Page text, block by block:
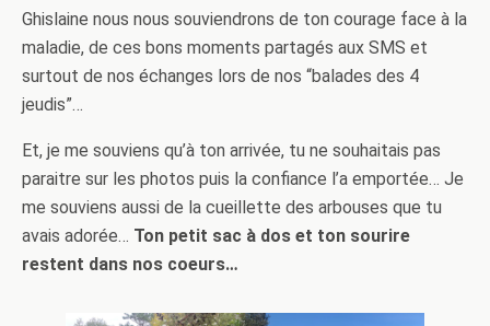
Ghislaine nous nous souviendrons de ton courage face à la
maladie, de ces bons moments partagés aux SMS et
surtout de nos échanges lors de nos “balades des 4
jeudis”…
Et, je me souviens qu’à ton arrivée, tu ne souhaitais pas
paraitre sur les photos puis la confiance l’a emportée… Je
me souviens aussi de la cueillette des arbouses que tu
avais adorée… Ton petit sac à dos et ton sourire
restent dans nos coeurs…